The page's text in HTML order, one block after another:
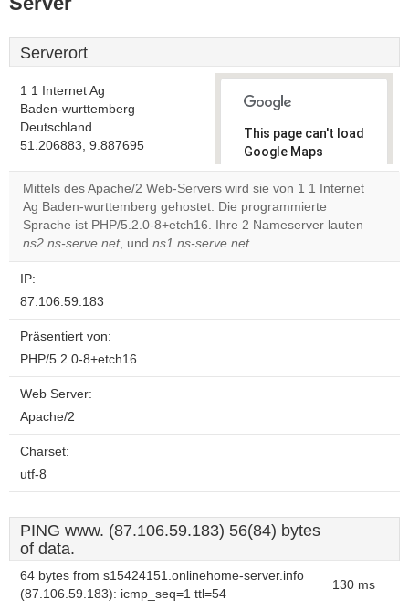
Serverort
1 1 Internet Ag
Baden-wurttemberg
Deutschland
51.206883, 9.887695
This page can't load
Google Maps
correctly.
Do you
own this
OK
Mittels des Apache/2 Web-Servers wird sie von 1 1 Internet
Ag Baden-wurttemberg gehostet. Die programmierte
Sprache ist PHP/5.2.0-8+etch16. Ihre 2 Nameserver lauten
ns2.ns-serve.net, und ns1.ns-serve.net.
IP:
87.106.59.183
Präsentiert von:
PHP/5.2.0-8+etch16
Web Server:
Apache/2
Charset:
utf-8
PING www. (87.106.59.183) 56(84) bytes
of data.
64 bytes from s15424151.onlinehome-server.info
(87.106.59.183): icmp_seq=1 ttl=54
130 ms